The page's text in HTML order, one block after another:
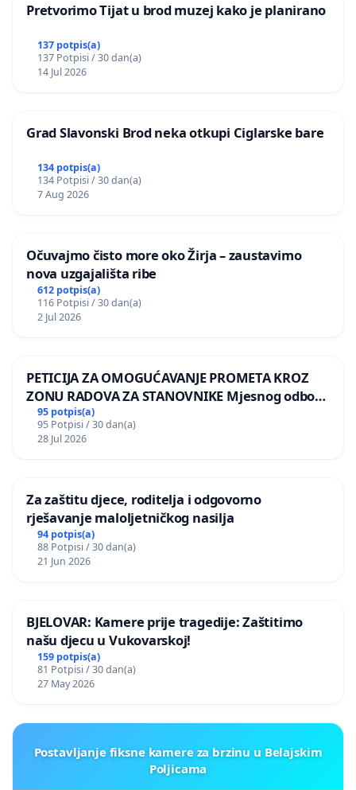
Pretvorimo Tijat u brod muzej kako je planirano
137 potpis(a)
137 Potpisi / 30 dan(a)
14 Jul 2026
Grad Slavonski Brod neka otkupi Ciglarske bare
134 potpis(a)
134 Potpisi / 30 dan(a)
7 Aug 2026
Očuvajmo čisto more oko Žirja – zaustavimo
nova uzgajališta ribe
612 potpis(a)
116 Potpisi / 30 dan(a)
2 Jul 2026
PETICIJA ZA OMOGUĆAVANJE PROMETA KROZ
ZONU RADOVA ZA STANOVNIKE Mjesnog odbora
Kamensko i Lemić Brdo
95 potpis(a)
95 Potpisi / 30 dan(a)
28 Jul 2026
Za zaštitu djece, roditelja i odgovorno
rješavanje maloljetničkog nasilja
94 potpis(a)
88 Potpisi / 30 dan(a)
21 Jun 2026
BJELOVAR: Kamere prije tragedije: Zaštitimo
našu djecu u Vukovarskoj!
159 potpis(a)
81 Potpisi / 30 dan(a)
27 May 2026
Postavljanje fiksne kamere za brzinu u Belajskim
Poljicama